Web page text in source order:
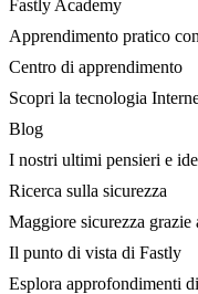
Fastly Academy
Apprendimento pratico
Centro di apprendimento
Scopri la tecnologia
Blog
I nostri ultimi pensieri e
Ricerca sulla sicurezza
Maggiore sicurezza grazie
Il punto di vista di Fastly
Esplora approfondimenti